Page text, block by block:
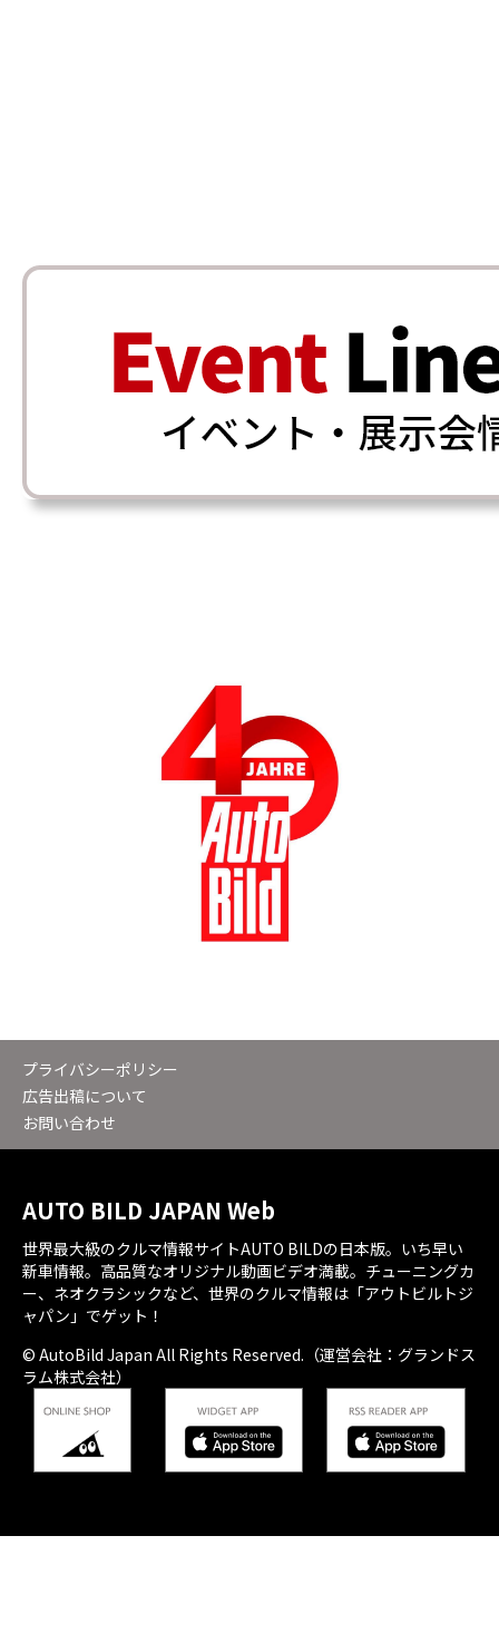
プライバシーポリシー
広告出稿について
お問い合わせ
AUTO BILD JAPAN Web
世界最大級のクルマ情報サイトAUTO BILDの日本版。いち早い
新車情報。高品質なオリジナル動画ビデオ満載。チューニングカ
ー、ネオクラシックなど、世界のクルマ情報は「アウトビルトジ
ャパン」でゲット！
© AutoBild Japan All Rights Reserved.（運営会社：グランドス
ラム株式会社）